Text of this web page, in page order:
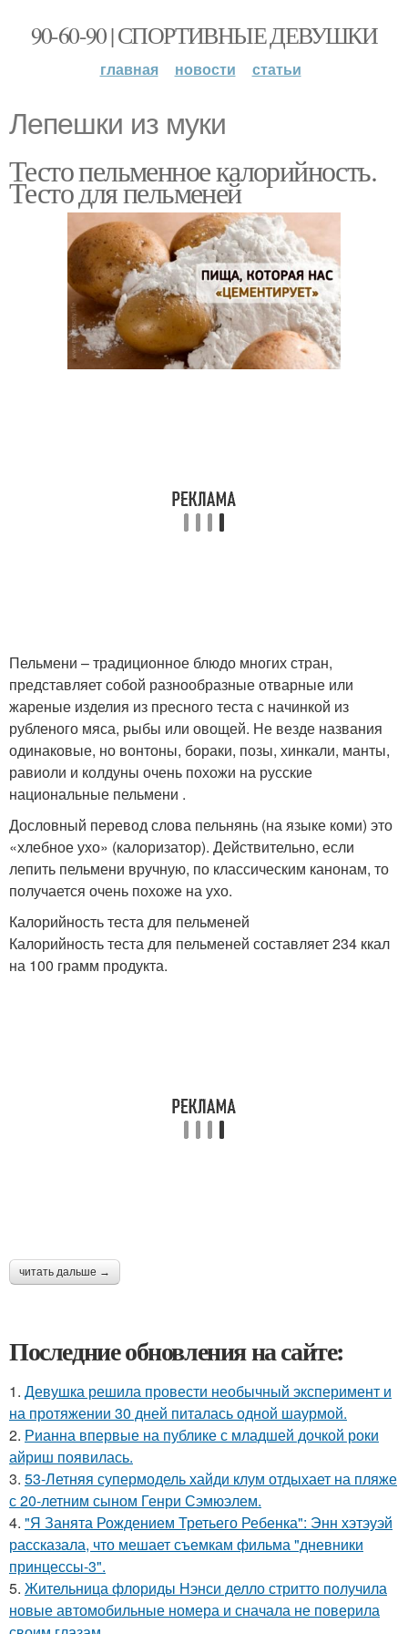
90-60-90 | СПОРТИВНЫЕ ДЕВУШКИ
главная новости статьи
Лепешки из муки
Тесто пельменное калорийность.
Тесто для пельменей
Пельмени – традиционное блюдо многих стран,
представляет собой разнообразные отварные или
жареные изделия из пресного теста с начинкой из
рубленого мяса, рыбы или овощей. Не везде названия
одинаковые, но вонтоны, бораки, позы, хинкали, манты,
равиоли и колдуны очень похожи на русские
национальные пельмени .
Дословный перевод слова пельнянь (на языке коми) это
«хлебное ухо» (калоризатор). Действительно, если
лепить пельмени вручную, по классическим канонам, то
получается очень похоже на ухо.
Калорийность теста для пельменей
Калорийность теста для пельменей составляет 234 ккал
на 100 грамм продукта.
читать дальше →
Последние обновления на сайте:
1. Девушка решила провести необычный эксперимент и
на протяжении 30 дней питалась одной шаурмой.
2. Рианна впервые на публике с младшей дочкой роки
айриш появилась.
3. 53-Летняя супермодель хайди клум отдыхает на пляже
с 20-летним сыном Генри Сэмюэлем.
4. "Я Занята Рождением Третьего Ребенка": Энн хэтэуэй
рассказала, что мешает съемкам фильма "дневники
принцессы-3".
5. Жительница флориды Нэнси делло стритто получила
новые автомобильные номера и сначала не поверила